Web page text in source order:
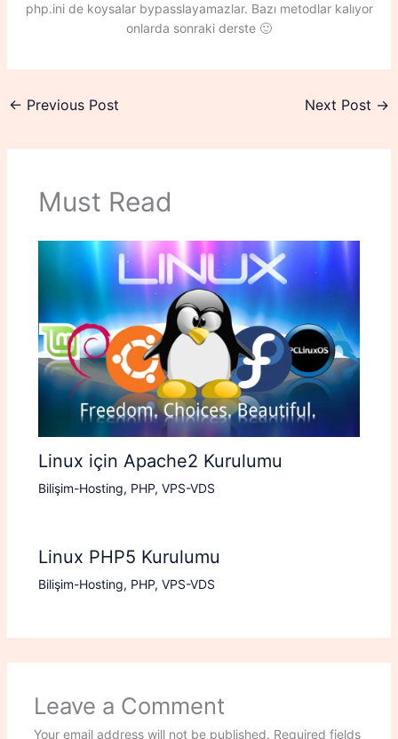
php.ini de koysalar bypasslayamazlar. Bazı metodlar kalıyor
onlarda sonraki derste 🙂
← Previous Post Next Post →
Must Read
Linux için Apache2 Kurulumu
Bilişim-Hosting, PHP, VPS-VDS
Linux PHP5 Kurulumu
Bilişim-Hosting, PHP, VPS-VDS
Leave a Comment
Your email address will not be published. Required fields